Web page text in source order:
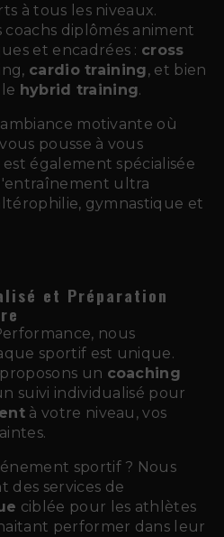
à tous les niveaux.
coachs diplômés animent
et encadrées : cross
cardio training, et bien
hybrid training.
motivante où
pousse à vous
également spécialisée
ultra
gymnastique et
et Préparation
nous
sportif est unique.
un coaching
suivi individualisé pour
à votre niveau, vos
sportif ? Nous
des services de
ciblée pour les athlètes
performer dans leur